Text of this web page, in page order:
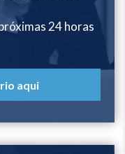
24 horas
aqui